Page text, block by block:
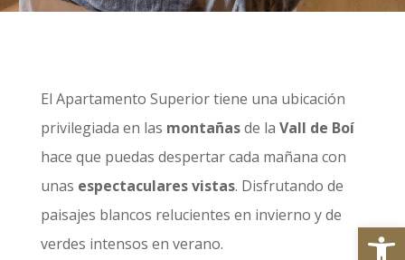
El Apartamento Superior tiene una ubicación
privilegiada en las montañasde la Vall de Boí
hace que puedas despertar cada mañana con
unas espectaculares vistas. Disfrutando de
paisajes blancos relucientes en invierno y de
verdes intensos en verano.